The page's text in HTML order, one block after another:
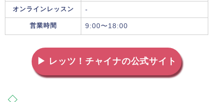
オンラインレッスン -
営業時間 9:00〜18:00
▶ レッツ！チャイナの公式サイト